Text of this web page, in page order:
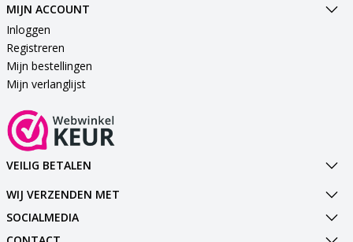
MIJN ACCOUNT
Inloggen
Registreren
Mijn bestellingen
Mijn verlanglijst
VEILIG BETALEN
WIJ VERZENDEN MET
SOCIALMEDIA